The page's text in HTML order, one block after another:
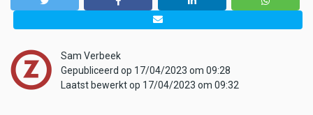
Sam Verbeek
Gepubliceerd op 17/04/2023 om 09:28
Laatst bewerkt op 17/04/2023 om 09:32